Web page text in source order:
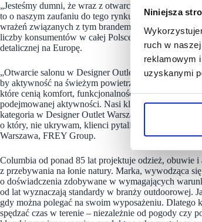
Niniejsza
ruch w
reklamowym
uzyskanymi
„Jesteśmy dumni, że wraz z otwarciem nowego
to o naszym zaufaniu do tego rynku oraz
wrażeń związanych z tym brandem. Z
liczby konsumentów w całej Polsce” – zaznaczył
detalicznej na Europę.
„Otwarcie salonu w Designer Outlet Warszawa
by aktywność na świeżym powietrzu była dostępna
które cenią komfort, funkcjonalność oraz
podejmowanej aktywności. Nasi klienci od lat
kategoria w Designer Outlet Warszawa i tym bardziej
o który, nie ukrywam, klienci pytali już od dłuższego
Warszawa, FREY Group.
Columbia od ponad 85 lat projektuje odzież, obuwie
z przebywania na łonie natury. Marka, wywodząca
o doświadczenia zdobywane w wymagających
od lat wyznaczają standardy w branży outdoorowej.
gdy można polegać na swoim wyposażeniu. Dlatego
spędzać czas w terenie – niezależnie od pogody czy